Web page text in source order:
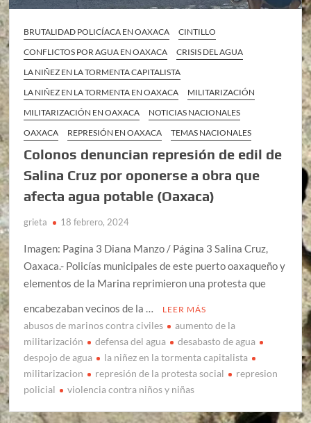
BRUTALIDAD POLICÍACA EN OAXACA
CINTILLO
CONFLICTOS POR AGUA EN OAXACA
CRISIS DEL AGUA
LA NIÑEZ EN LA TORMENTA CAPITALISTA
LA NIÑEZ EN LA TORMENTA EN OAXACA
MILITARIZACIÓN
MILITARIZACIÓN EN OAXACA
NOTICIAS NACIONALES
OAXACA
REPRESIÓN EN OAXACA TEMAS NACIONALES
Colonos denuncian represión de edil de
Salina Cruz por oponerse a obra que
afecta agua potable (Oaxaca)
grieta 18 febrero, 2024
Imagen: Pagina 3 Diana Manzo / Página 3 Salina Cruz,
Oaxaca.- Policías municipales de este puerto oaxaqueño y
elementos de la Marina reprimieron una protesta que
encabezaban vecinos de la …
LEER MÁS
abusos de marinos contra civiles
aumento de la
militarización
defensa del agua
desabasto de agua
despojo de agua
la niñez en la tormenta capitalista
militarizacion
represión de la protesta social
represion
policial
violencia contra niños y niñas